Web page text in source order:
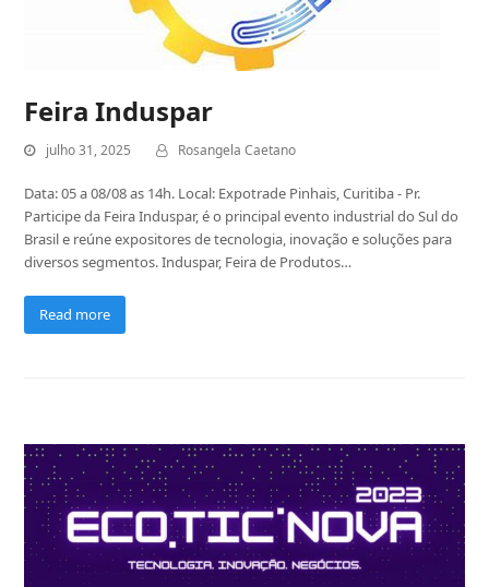
Feira Induspar
julho 31, 2025 Rosangela Caetano
Data: 05 a 08/08 as 14h. Local: Expotrade Pinhais, Curitiba - Pr.
Participe da Feira Induspar, é o principal evento industrial do Sul do
Brasil e reúne expositores de tecnologia, inovação e soluções para
diversos segmentos. Induspar, Feira de Produtos…
Read more